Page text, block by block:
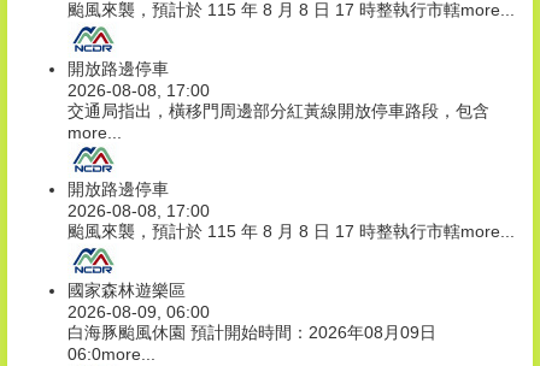
颱風來襲，預計於 115 年 8 月 8 日 17 時整執行市轄more...
開放路邊停車
2026-08-08, 17:00
交通局指出，橫移門周邊部分紅黃線開放停車路段，包含
more...
開放路邊停車
2026-08-08, 17:00
颱風來襲，預計於 115 年 8 月 8 日 17 時整執行市轄more...
國家森林遊樂區
2026-08-09, 06:00
白海豚颱風休園 預計開始時間：2026年08月09日
06:0more...